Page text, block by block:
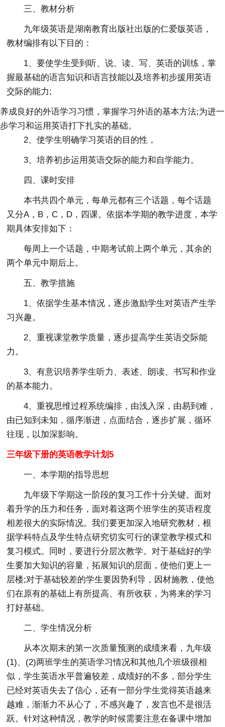
三、教材分析
九年级英语是湖南教育出版社出版的仁爱版英语，
教材编排有以下目的：
1、要使学生受到听、说、读、写、英语的训练，掌
握最基础的语言知识和语言技能以及培养初步援用英语
交际的能力;
养成良好的外语学习习惯，掌握学习外语的基本方法;为进一
步学习和运用英语打下扎实的基础。
2、使学生明确学习英语的目的性，
3、培养初步运用英语交际的能力和自学能力。
四、课时安排
本书共四个单元，每单元都有三个话题，每个话题
又分A，B，C，D，四课。依据本学期的教学进度，本学
期具体安排如下：
每周上一个话题，中期考试前上两个单元，其余的
两个单元中期后上。
五、教学措施
1、依据学生基本情况，逐步激励学生对英语产生学
习兴趣。
2、重视课堂教学质量，逐步提高学生英语交际能
力。
3、有意识培养学生听力、表述、朗读、书写和作业
的基本能力。
4、重视思维过程系统编排，由浅入深，由易到难，
由已知到未知，循序渐进，点面结合，逐步扩展，循环
往现，以加深影响。
三年级下册的英语教学计划5
一、本学期的指导思想
九年级下学期这一阶段的复习工作十分关键。面对
着升学的压力和任务，面对着这两个班学生的英语程度
相差很大的实际情况。我们要更加深入地研究教材，根
据学科特点及学生特点研究切实可行的课堂教学模式和
复习模式。同时，要进行分层次教学。对于基础好的学
生要加大知识的容量，拓展知识的层面，使他们更上一
层楼;对于基础较差的学生要因势利导，因材施教，使他
们在原有的基础上有所提高、有所收获，为将来的学习
打好基础。
二、学生情况分析
从本次期末的第一次质量预测的成绩来看，九年级
(1)、(2)两班学生的英语学习情况和其他几个班级很相
似，学生英语水平普遍较差，成绩好的不多，部分学生
已经对英语失去了信心，还有一部分学生觉得英语越来
越难，渐渐力不从心了，不感兴趣了，发言也不是很活
跃。针对这种情况，教学的时候需要注意在备课中增加